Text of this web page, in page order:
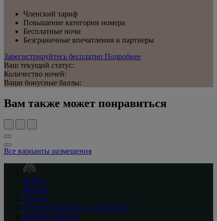
Членский тариф
Повышение категории номера
Бесплатные ночи
Безграничные впечатления и партнеры
Зарегистрируйтесь бесплатно Подробнее
Ваш текущий статус:
Количество ночей:
Ваши бонусные баллы:
Вам также может понравиться
Все варианты размещения
Raffles
Russian
Европа
Le Royal Monceau – Raffles Paris
Номера и люксы